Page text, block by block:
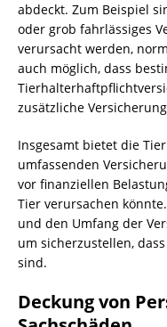
abdeckt. Zum Beispiel
oder grob fahrlässiges
verursacht werden,
auch möglich, dass
zusätzliche
Insgesamt bietet die
umfassenden
vor finanziellen
Tier verursachen
und den Umfang der
um sicherzustellen,
sind.
Deckung von